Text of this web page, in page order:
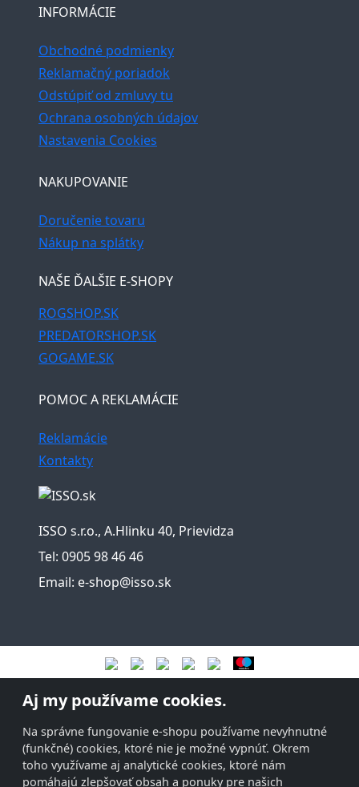
INFORMÁCIE
Obchodné podmienky
Reklamačný poriadok
Odstúpiť od zmluvy tu
Ochrana osobných údajov
Nastavenia Cookies
NAKUPOVANIE
Doručenie tovaru
Nákup na splátky
NAŠE ĎALŠIE E-SHOPY
ROGSHOP.SK
PREDATORSHOP.SK
GOGAME.SK
POMOC A REKLAMÁCIE
Reklamácie
Kontakty
ISSO s.r.o., A.Hlinku 40, Prievidza
Tel: 0905 98 46 46
Email: e-shop@isso.sk
Aj my používame cookies.
Na správne fungovanie e-shopu používame nevyhnutné
(funkčné) cookies, ktoré nie je možné vypnúť. Okrem
toho využívame aj analytické cookies, ktoré nám
pomáhajú zlepšovať obsah a ponuky pre našich